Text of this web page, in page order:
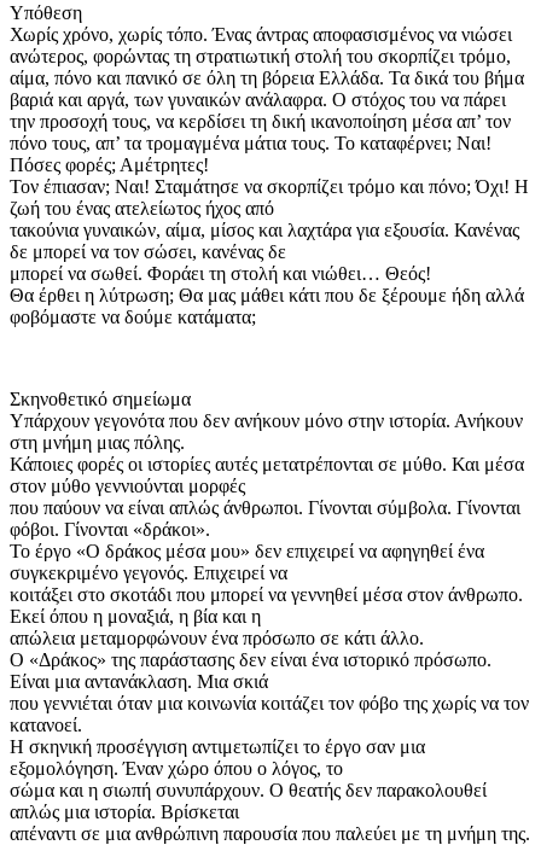
Υπόθεση
Χωρίς χρόνο, χωρίς τόπο. Ένας άντρας αποφασισμένος να νιώσει
ανώτερος, φορώντας τη στρατιωτική στολή του σκορπίζει τρόμο,
αίμα, πόνο και πανικό σε όλη τη βόρεια Ελλάδα. Τα δικά του βήμα
βαριά και αργά, των γυναικών ανάλαφρα. Ο στόχος του να πάρει
την προσοχή τους, να κερδίσει τη δική ικανοποίηση μέσα απ’ τον
πόνο τους, απ’ τα τρομαγμένα μάτια τους. Το καταφέρνει; Ναι!
Πόσες φορές; Αμέτρητες!
Τον έπιασαν; Ναι! Σταμάτησε να σκορπίζει τρόμο και πόνο; Όχι! Η
ζωή του ένας ατελείωτος ήχος από
τακούνια γυναικών, αίμα, μίσος και λαχτάρα για εξουσία. Κανένας
δε μπορεί να τον σώσει, κανένας δε
μπορεί να σωθεί. Φοράει τη στολή και νιώθει… Θεός!
Θα έρθει η λύτρωση; Θα μας μάθει κάτι που δε ξέρουμε ήδη αλλά
φοβόμαστε να δούμε κατάματα;
Σκηνοθετικό σημείωμα
Υπάρχουν γεγονότα που δεν ανήκουν μόνο στην ιστορία. Ανήκουν
στη μνήμη μιας πόλης.
Κάποιες φορές οι ιστορίες αυτές μετατρέπονται σε μύθο. Και μέσα
στον μύθο γεννιούνται μορφές
που παύουν να είναι απλώς άνθρωποι. Γίνονται σύμβολα. Γίνονται
φόβοι. Γίνονται «δράκοι».
Το έργο «Ο δράκος μέσα μου» δεν επιχειρεί να αφηγηθεί ένα
συγκεκριμένο γεγονός. Επιχειρεί να
κοιτάξει στο σκοτάδι που μπορεί να γεννηθεί μέσα στον άνθρωπο.
Εκεί όπου η μοναξιά, η βία και η
απώλεια μεταμορφώνουν ένα πρόσωπο σε κάτι άλλο.
Ο «Δράκος» της παράστασης δεν είναι ένα ιστορικό πρόσωπο.
Είναι μια αντανάκλαση. Μια σκιά
που γεννιέται όταν μια κοινωνία κοιτάζει τον φόβο της χωρίς να τον
κατανοεί.
Η σκηνική προσέγγιση αντιμετωπίζει το έργο σαν μια
εξομολόγηση. Έναν χώρο όπου ο λόγος, το
σώμα και η σιωπή συνυπάρχουν. Ο θεατής δεν παρακολουθεί
απλώς μια ιστορία. Βρίσκεται
απέναντι σε μια ανθρώπινη παρουσία που παλεύει με τη μνήμη της.